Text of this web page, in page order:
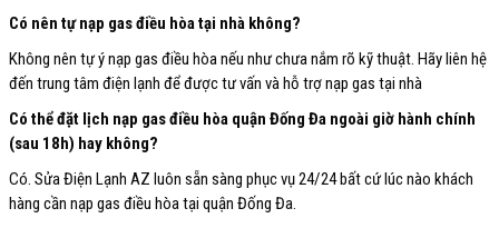
Có nên tự nạp gas điều hòa tại nhà không?
Không nên tự ý nạp gas điều hòa nếu như chưa nắm rõ kỹ thuật. Hãy liên hệ
đến trung tâm điện lạnh để được tư vấn và hỗ trợ nạp gas tại nhà
Có thể đặt lịch nạp gas điều hòa quận Đống Đa ngoài giờ hành chính
(sau 18h) hay không?
Có. Sửa Điện Lạnh AZ luôn sẵn sàng phục vụ 24/24 bất cứ lúc nào khách
hàng cần nạp gas điều hòa tại quận Đống Đa.